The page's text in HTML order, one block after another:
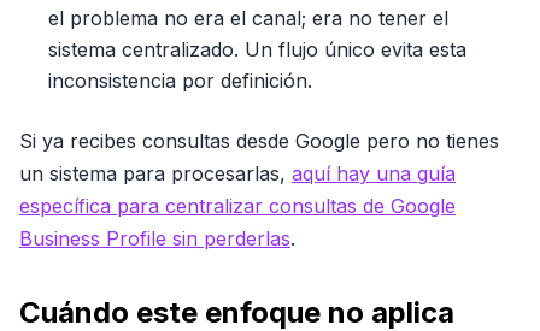
el problema no era el canal; era no tener el
sistema centralizado. Un flujo único evita esta
inconsistencia por definición.
Si ya recibes consultas desde Google pero no tienes
un sistema para procesarlas, aquí hay una guía
específica para centralizar consultas de Google
Business Profile sin perderlas.
Cuándo este enfoque no aplica